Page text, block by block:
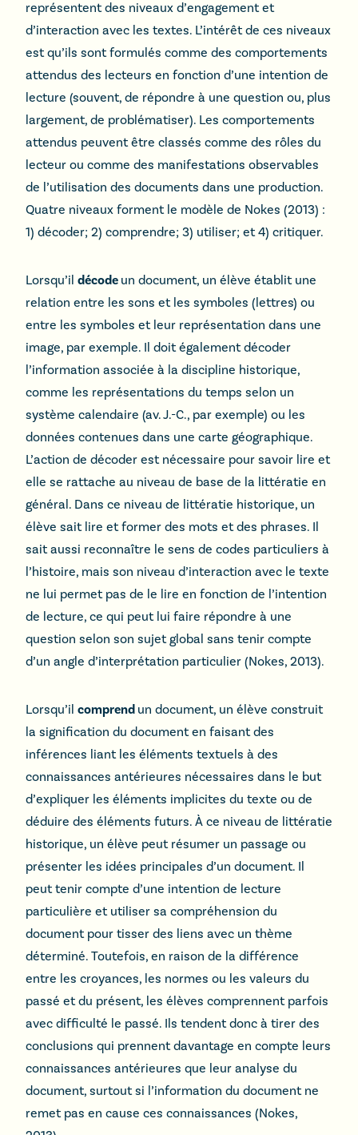
représentent des niveaux d’engagement et
d’interaction avec les textes. L’intérêt de ces niveaux
est qu’ils sont formulés comme des comportements
attendus des lecteurs en fonction d’une intention de
lecture (souvent, de répondre à une question ou, plus
largement, de problématiser). Les comportements
attendus peuvent être classés comme des rôles du
lecteur ou comme des manifestations observables
de l’utilisation des documents dans une production.
Quatre niveaux forment le modèle de Nokes (2013) :
1) décoder; 2) comprendre; 3) utiliser; et 4) critiquer.
Lorsqu’il décode un document, un élève établit une
relation entre les sons et les symboles (lettres) ou
entre les symboles et leur représentation dans une
image, par exemple. Il doit également décoder
l’information associée à la discipline historique,
comme les représentations du temps selon un
système calendaire (av. J.-C., par exemple) ou les
données contenues dans une carte géographique.
L’action de décoder est nécessaire pour savoir lire et
elle se rattache au niveau de base de la littératie en
général. Dans ce niveau de littératie historique, un
élève sait lire et former des mots et des phrases. Il
sait aussi reconnaître le sens de codes particuliers à
l’histoire, mais son niveau d’interaction avec le texte
ne lui permet pas de le lire en fonction de l’intention
de lecture, ce qui peut lui faire répondre à une
question selon son sujet global sans tenir compte
d’un angle d’interprétation particulier (Nokes, 2013).
Lorsqu’il comprend un document, un élève construit
la signification du document en faisant des
inférences liant les éléments textuels à des
connaissances antérieures nécessaires dans le but
d’expliquer les éléments implicites du texte ou de
déduire des éléments futurs. À ce niveau de littératie
historique, un élève peut résumer un passage ou
présenter les idées principales d’un document. Il
peut tenir compte d’une intention de lecture
particulière et utiliser sa compréhension du
document pour tisser des liens avec un thème
déterminé. Toutefois, en raison de la différence
entre les croyances, les normes ou les valeurs du
passé et du présent, les élèves comprennent parfois
avec difficulté le passé. Ils tendent donc à tirer des
conclusions qui prennent davantage en compte leurs
connaissances antérieures que leur analyse du
document, surtout si l’information du document ne
remet pas en cause ces connaissances (Nokes,